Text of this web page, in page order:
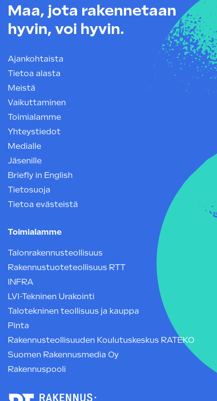
Maa, jota rakennetaan
hyvin, voi hyvin.
Ajankohtaista
Tietoa alasta
Meistä
Vaikuttaminen
Toimialamme
Yhteystiedot
Medialle
Jäsenille
Briefly in English
Tietosuoja
Tietoa evästeistä
Toimialamme
Talonrakennusteollisuus
Rakennustuoteteollisuus RTT
INFRA
LVI-Tekninen Urakointi
Talotekninen teollisuus ja kauppa
Pinta
Rakennusteollisuuden Koulutuskeskus RATEKO
Suomen Rakennusmedia Oy
Rakennuspooli